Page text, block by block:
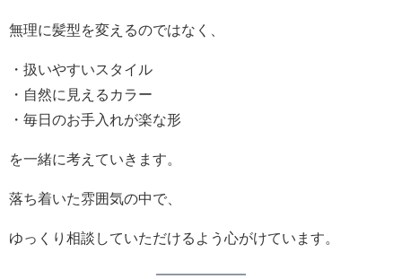
無理に髪型を変えるのではなく、
・扱いやすいスタイル
・自然に見えるカラー
・毎日のお手入れが楽な形
を一緒に考えていきます。
落ち着いた雰囲気の中で、
ゆっくり相談していただけるよう心がけています。